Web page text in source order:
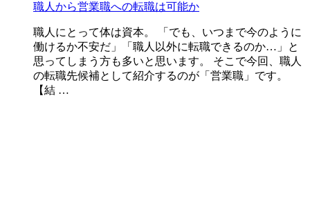
職人から営業職への転職は可能か
職人にとって体は資本。 「でも、いつまで今のように
働けるか不安だ」「職人以外に転職できるのか…」と
思ってしまう方も多いと思います。 そこで今回、職人
の転職先候補として紹介するのが「営業職」です。
【結 …